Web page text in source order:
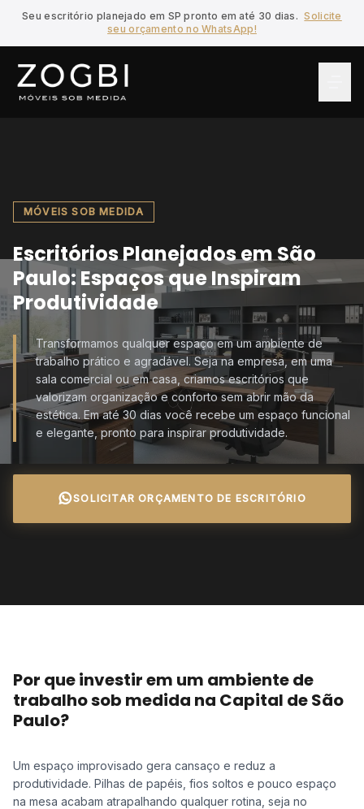
Seu escritório planejado em SP pronto em até 30 dias. Solicite
seu orçamento no WhatsApp!
MÓVEIS SOB MEDIDA
Escritórios Planejados em São
Paulo: Espaços que Inspiram
Produtividade
Transformamos qualquer espaço em um ambiente de
trabalho prático e agradável. Seja na empresa, em uma
sala comercial ou em casa, criamos escritórios que
valorizam organização e conforto sem abrir mão da
estética. Em até 30 dias você recebe um espaço funcional
e elegante, pronto para inspirar produtividade.
SOLICITAR ORÇAMENTO DE ESCRITÓRIO
Por que investir em um ambiente de
trabalho sob medida na Capital de São
Paulo?
Um espaço improvisado gera cansaço e reduz a
produtividade. Pilhas de papéis, fios soltos e pouco espaço
na mesa acabam atrapalhando qualquer rotina, seja no